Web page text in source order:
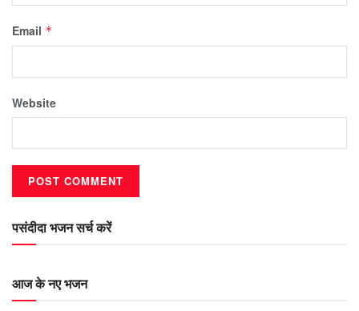
Email *
Website
पसंदीदा भजन सर्च करें
आज के नए भजन